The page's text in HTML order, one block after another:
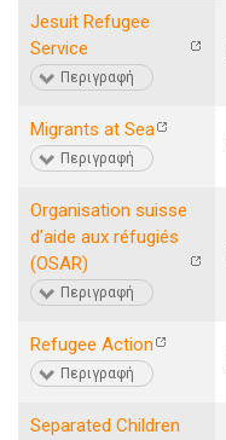
Jesuit Refugee
Service
Περιγραφή
Migrants at Sea
Περιγραφή
Organisation suisse
dʼaide aux réfugiés
(OSAR)
Περιγραφή
Refugee Action
Περιγραφή
Separated Children